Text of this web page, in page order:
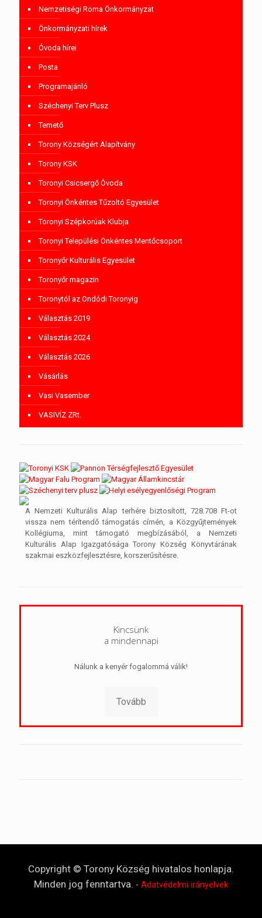
Nemzetiségi Roma Önkormányzat
Önkormányzati hírek
Óvoda hírei
Posta
Programajánló
Széchenyi Terv Plusz
Temető
Torony Községért Alapítvány
Torony KSK
Toronyi Csicsergő Óvoda
Toronyi Önkéntes Tűzoltó Egyesület
Toronyi Szépkorúak Klubja
Toronyi Települési Önkéntes Mentőcsoport
Toronyőr Kulturális Egyesület
Toronyőr magazin
Toronytól az Ondódi Toronyig
Választás 2019
Választás 2024
Választás 2026
Vásárlás
Vasi Vasember
VASIVÍZ ZRt.
A Nemzeti Kulturális Alap terhére biztosított, 728.708 Ft-ot
vissza nem térítendő támogatás címén, a Közgyűjtemények
Kollégiuma, mint támogató megbízásából, a Nemzeti
Kulturális Alap Igazgatósága Torony Község Könyvtárának
szakmai eszközfejlesztésre, korszerűsítésre.
Kincsünk
a mindennapi
Nálunk a kenyér fogalommá válik!
Tovább
Copyright © Torony Község hivatalos honlapja.
Minden jog fenntartva. - Adatvédelmi irányelvek